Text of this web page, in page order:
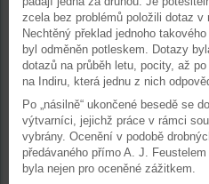
zcela bez problémů položili dotaz v
Nechtěný překlad jednoho
byl odměněn potleskem. Dotazy
dotazů na průběh letu, pocity, až
na Indiru, která jednu z nich
Po „násilně“ ukončené besedě se
výtvarníci, jejichž práce v rámci
vybrány. Ocenění v podobě
předávaného přímo A. J.
byla nejen pro oceněné zážitkem.